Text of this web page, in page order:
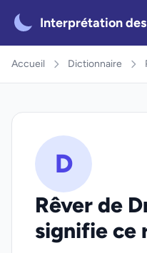
Interprétation
Accueil Dictionnaire
D
Rêver de
signifie ce